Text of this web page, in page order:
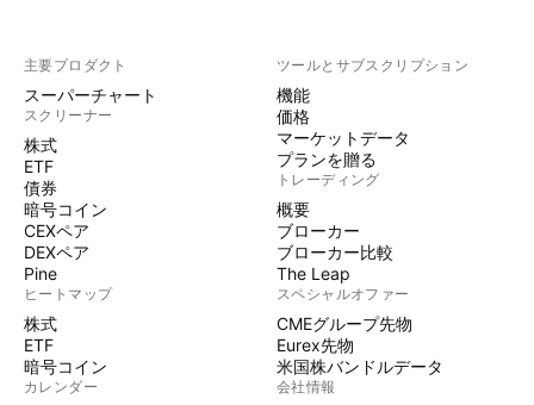
主要プロダクト
スーパーチャート
スクリーナー
株式
ETF
債券
暗号コイン
CEXペア
DEXペア
Pine
ヒートマップ
株式
ETF
暗号コイン
カレンダー
ツールとサブスクリプション
機能
価格
マーケットデータ
プランを贈る
トレーディング
概要
ブローカー
ブローカー比較
The Leap
スペシャルオファー
CMEグループ先物
Eurex先物
米国株バンドルデータ
会社情報